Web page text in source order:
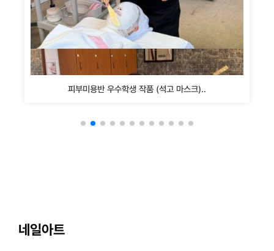
피부미용반 우수학생 작품 (석고 마스크)..
네일아트